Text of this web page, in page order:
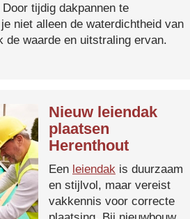
tijdig dakpannen te
niet alleen de waterdichtheid van
de waarde en uitstraling ervan.
Nieuw leiendak
plaatsen
Herenthout
Een leiendak is duurzaam
en stijlvol, maar vereist
vakkennis voor correcte